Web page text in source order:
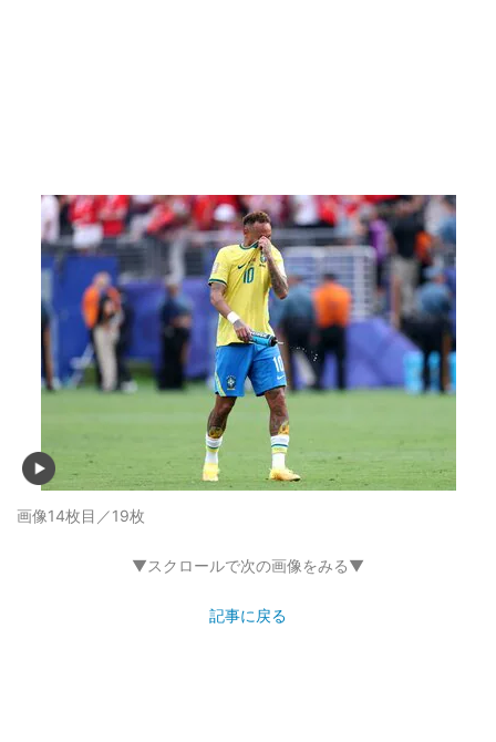
画像14枚目／19枚
▼スクロールで次の画像をみる▼
記事に戻る